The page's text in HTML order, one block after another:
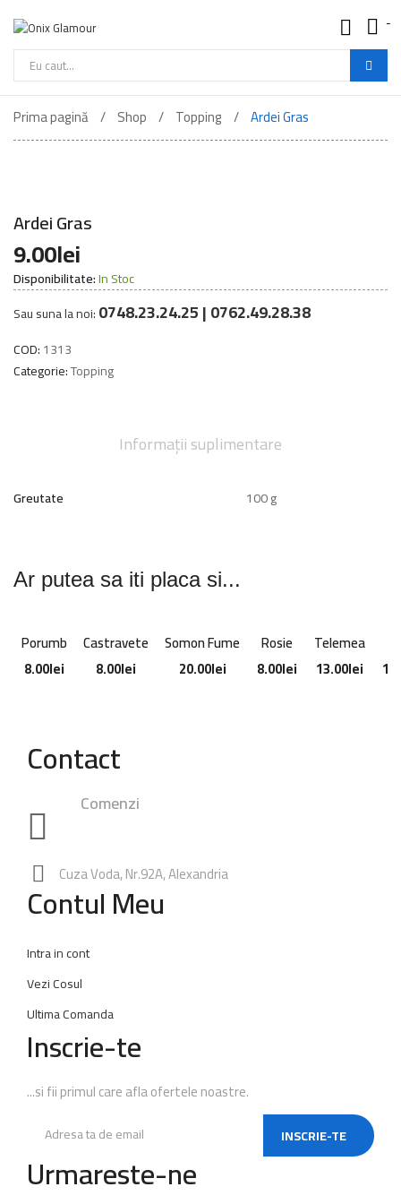
Onix
Mancare
Buna
-
Cautare
de
produse
Prima pagină Shop Topping Ardei Gras
Ardei Gras
9.00lei
Disponibilitate:In Stoc
Sau suna la noi:0748.23.24.25 | 0762.49.28.38
COD:1313
Categorie:Topping
Informații suplimentare
Greutate 100 g
Ar putea sa iti placa si...
Porumb
8.00lei
Castravete
8.00lei
Somon Fume
20.00lei
Rosie
8.00lei
Telemea
13.00lei
Contact
Comenzi
Cuza Voda, Nr.92A, Alexandria
Contul Meu
Intra in cont
Vezi Cosul
Ultima Comanda
Inscrie-te
...si fii primul care afla ofertele noastre.
INSCRIE-TE
Urmareste-ne